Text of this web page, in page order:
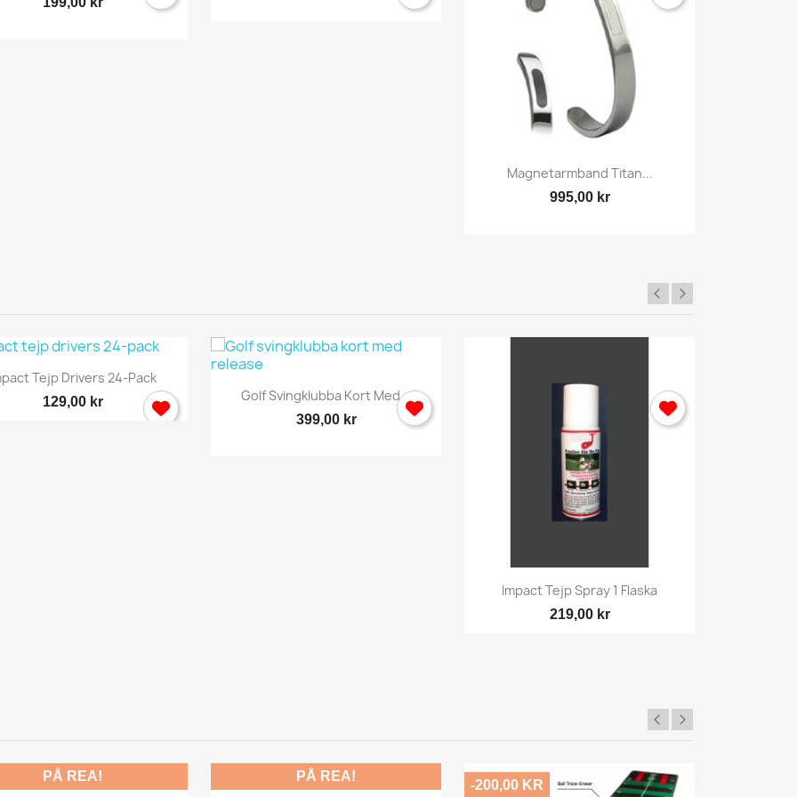
 Snabbvy
Magnetarmband Titan...
995,00 kr
 Snabbvy
Tejp Drivers 24-Pack
129,00 kr  Snabbvy
Golf Svingklubba Kort Med...
399,00 kr
 Snabbvy
Impact Tejp Spray 1 Flaska
219,00 kr
PÅ REA! PÅ REA!
-200,00 KR